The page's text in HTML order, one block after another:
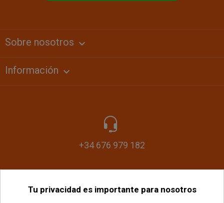
Sobre nosotros keyboard_arrow_down
Información 
+34 676 979 182
info@plasticomania.com
Tu privacidad es importante para nosotros